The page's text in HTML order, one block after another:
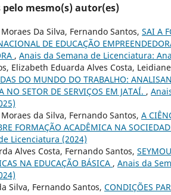
mesmo(s) autor(es)
Da Silva, Fernando Santos, SAI A
DE EDUCAÇÃO
, Anais da Semana de Licenciatura:
Elizabeth Eduarda Alves Costa,
DO MUNDO DO TRABALHO:
NO SETOR DE SERVIÇOS EM JATAÍ. ,
da Silva, Fernando Santos, A
FORMAÇÃO ACADÊMICA NA
Licenciatura (2024)
Alves Costa, Fernando Santos,
NA EDUCAÇÃO BÁSICA , Anais da
Silva, Fernando Santos, CONDIÇÕES